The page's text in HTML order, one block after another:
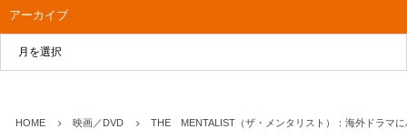
アーカイブ
HOME 映画／DVD THE MENTALIST（ザ・メンタリスト）：海外ドラマ